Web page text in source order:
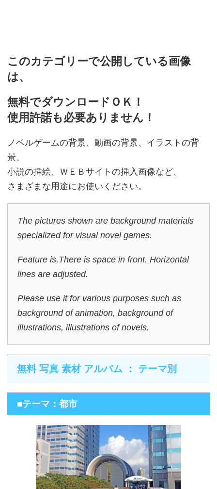
このカテゴリーで公開している画像
は、
無料でダウンロードＯＫ！
使用許諾も必要ありません！
ノベルゲームの背景、動画の背景、イラストの背
景、
小説の挿絵、ＷＥＢサイトの挿入画像など、
さまざまな用途にお使いください。
The pictures shown are background materials
specialized for visual novel games.
Feature is,There is space in front. Horizontal
lines are adjusted.
Please use it for various purposes such as
background of animation, background of
illustrations, illustrations of novels.
無料 写真 素材 アルバム ： テーマ別
■テーマ：都市